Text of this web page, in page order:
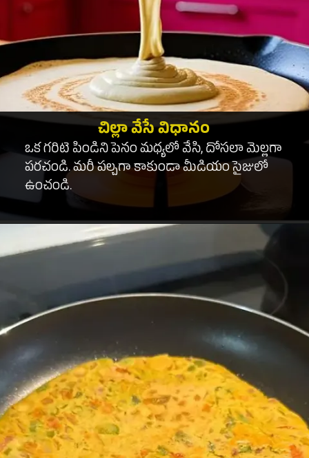
ఒక గరిటె పిండిని పెనం మధ్యలో వేసి, దోసలా మెల్లగా
పరచండి. మరీ పల్చగా కాకుండా మీడియం సైజులో
ఉంచండి.
చిల్లా వేసే విధానం